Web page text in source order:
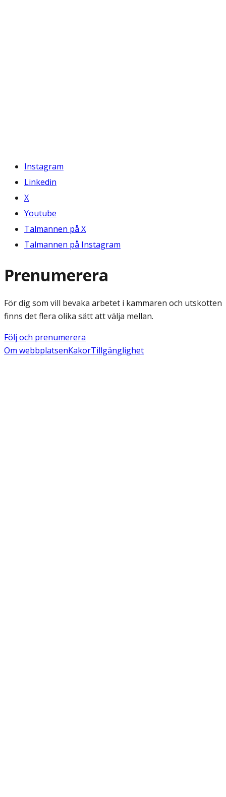
Instagram
Linkedin
X
Youtube
Talmannen på X
Talmannen på Instagram
Prenumerera
För dig som vill bevaka arbetet i kammaren och utskotten
finns det flera olika sätt att välja mellan.
Följ och prenumerera
Om webbplatsenKakorTillgänglighet